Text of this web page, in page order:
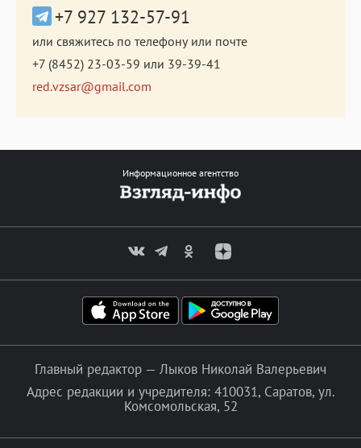
+7 927 132-57-91
или свяжитесь по телефону или почте
+7 (8452) 23-03-59 или 39-39-41
red.vzsar@gmail.com
Информационное агентство
Главный редактор — Лыков Николай Валерьевич
Адрес редакции и учредителя: 410031, Саратов, ул.
Комсомольская, 52